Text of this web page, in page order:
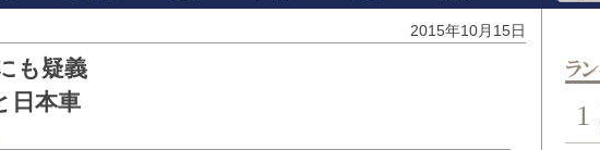
2015年10月15日
も疑義
日本車
1